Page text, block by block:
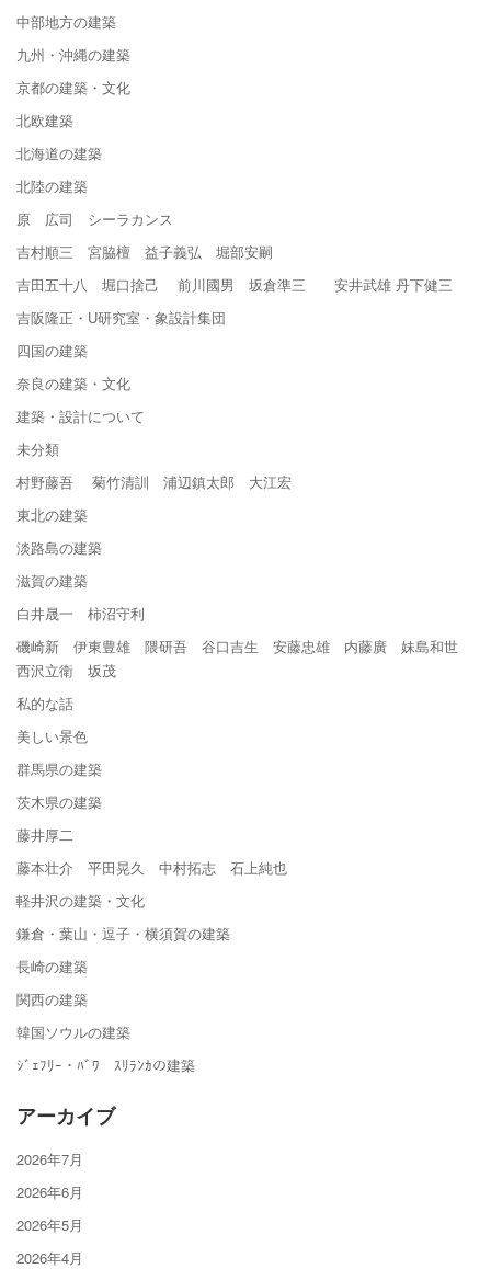
中部地方の建築
九州・沖縄の建築
京都の建築・文化
北欧建築
北海道の建築
北陸の建築
原 広司 シーラカンス
吉村順三 宮脇檀 益子義弘 堀部安嗣
吉田五十八 堀口捨己 前川國男 坂倉準三 安井武雄 丹下健三
吉阪隆正・U研究室・象設計集団
四国の建築
奈良の建築・文化
建築・設計について
未分類
村野藤吾 菊竹清訓 浦辺鎮太郎 大江宏
東北の建築
淡路島の建築
滋賀の建築
白井晟一 柿沼守利
磯崎新 伊東豊雄 隈研吾 谷口吉生 安藤忠雄 内藤廣 妹島和世
西沢立衛 坂茂
私的な話
美しい景色
群馬県の建築
茨木県の建築
藤井厚二
藤本壮介 平田晃久 中村拓志 石上純也
軽井沢の建築・文化
鎌倉・葉山・逗子・横須賀の建築
長崎の建築
関西の建築
韓国ソウルの建築
ｼﾞｪﾌﾘｰ・ﾊﾞﾜ ｽﾘﾗﾝｶの建築
アーカイブ
2026年7月
2026年6月
2026年5月
2026年4月